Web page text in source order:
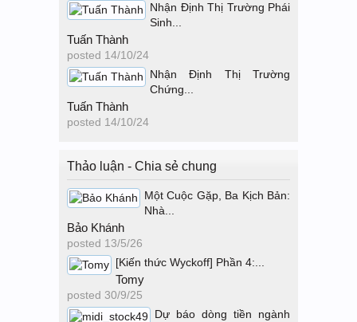
Nhận Định Thị Trường Phái
Sinh...
Tuấn Thành
posted 14/10/24
Nhận Định Thị Trường
Chứng...
Tuấn Thành
posted 14/10/24
Thảo luận - Chia sẻ chung
Một Cuộc Gặp, Ba Kịch Bản:
Nhà...
Bảo Khánh
posted 13/5/26
[Kiến thức Wyckoff] Phần 4:...
Tomy
posted 30/9/25
Dự báo dòng tiền ngành